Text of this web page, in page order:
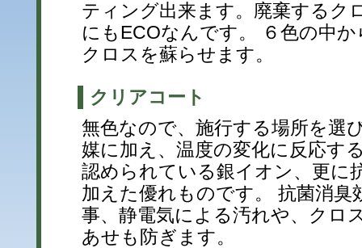
ティング出来ます。廃棄するク
にもECOなんです。 ６色の中
クロスを蘇らせます。
クリアコート
無色なので、施行する場所を選
媒に加え、温度の変化に反応す
認められている銀イオン、更に
加えた優れものです。 抗菌消臭
事、静電気による汚れや、クロ
あせも防ぎます。